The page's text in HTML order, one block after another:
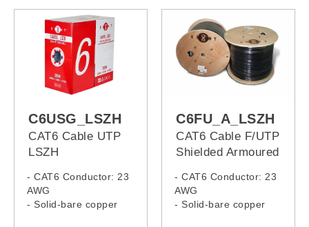
C6USG_LSZH
CAT6 Cable UTP
LSZH
- CAT6 Conductor: 23
AWG
- Solid-bare copper
C6FU_A_LSZH
CAT6 Cable F/UTP
Shielded Armoured
- CAT6 Conductor: 23
AWG
- Solid-bare copper